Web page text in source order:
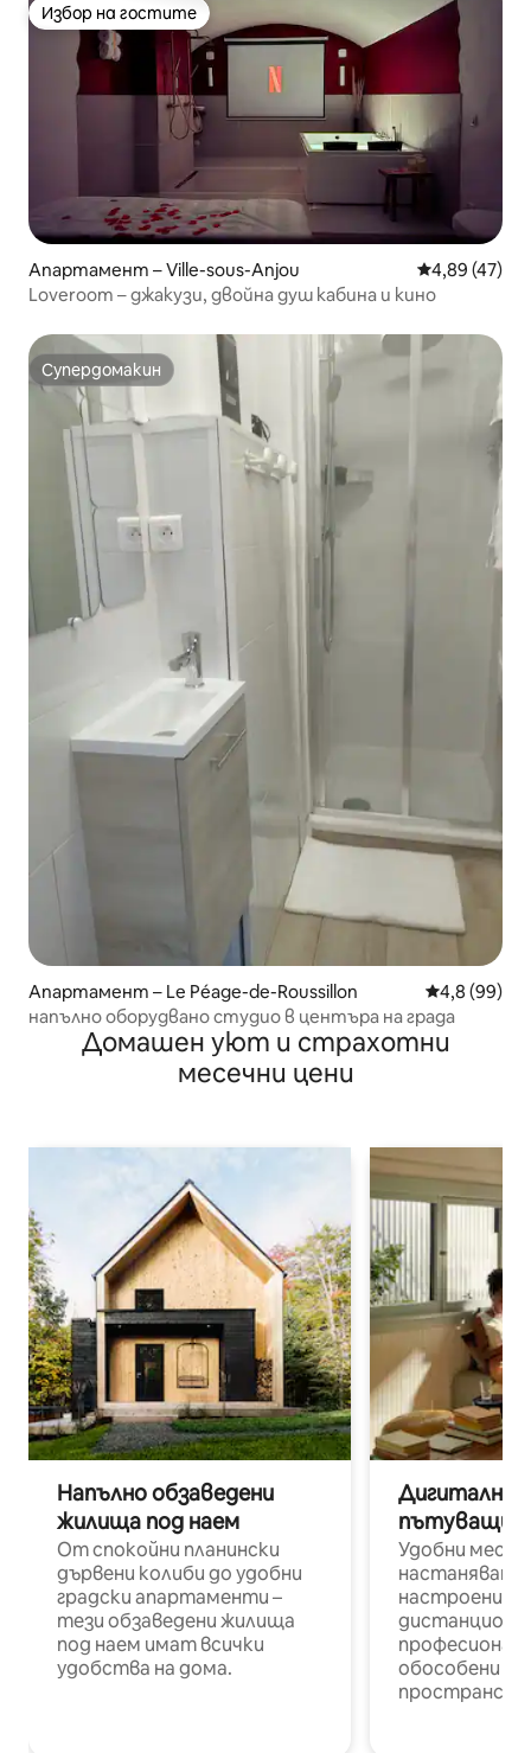
Избор на гостите
Избор на гостите
Апартамент – Ville-sous-Anjou Средна
4,89 (47)
Loveroom – джакузи, двойна душ кабина и кино
Супердомакин
Супердомакин
Апартамент – Le Péage-de-Roussillon Средна
4,8 (99)
напълно оборудвано студио в центъра на града
Домашен уют и страхотни
месечни цени
Напълно обзаведени
жилища под наем
От спокойни планински
дървени колиби до удобни
градски апартаменти –
тези обзаведени жилища
под наем имат всички
удобства на дома.
Дигитални
пътуващи
Удобни
настаняване
настроени и
обособени